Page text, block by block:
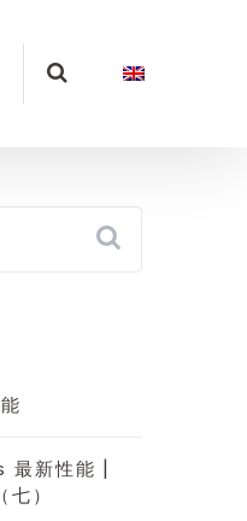
新性能 |
）